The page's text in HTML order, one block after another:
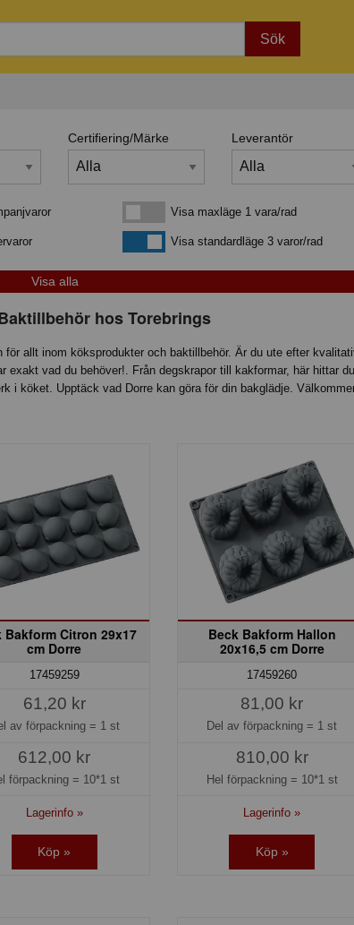
Sök
Certifiering/Märke Leverantör
Visa maxläge 1 vara/rad
Visa maxläge 1 vara/rad
Visa standardlägeVisa standardläge 3 varor/rad
hos Torebrings
allt inom köksprodukter och baktillbehör. Är du ute efter
exakt vad du behöver!. Från degskrapor till kakformar, här hittar du
i köket. Upptäck vad Dorre kan göra för din bakglädje.
Bakform Citron 29x17
cm Dorre
17459259
61,20 kr
av förpackning = 1 st
612,00 kr
förpackning = 10*1 st
Lagerinfo »
Köp »
Beck Bakform Hallon
20x16,5 cm Dorre
17459260
81,00 kr
Del av förpackning = 1 st
810,00 kr
Hel förpackning = 10*1 st
Lagerinfo »
Köp »